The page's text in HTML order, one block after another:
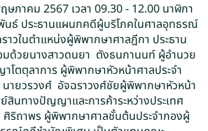
ภาคม 2567 เวลา 09.30 - 12.00 นาฬิกา
ธ์ ประธานแผนกคดีผู้บริโภคในศาลอุทธรณ์
าวในตำแหน่งผู้พิพากษาศาลฎีกา ประธาน
ด้วยนางสาวดนยา ตังธนกานนท์ ผู้อำนวย
โตตุลาการ ผู้พิพากษาหัวหน้าศาลประจำ
นายวรวงศ์ อัจฉราวงศ์ชัยผู้พิพากษาหัวหน้า
นทางปัญญาและการค้าระหว่างประเทศ
ริถาพร ผู้พิพากษาศาลชั้นต้นประจำกองผู้